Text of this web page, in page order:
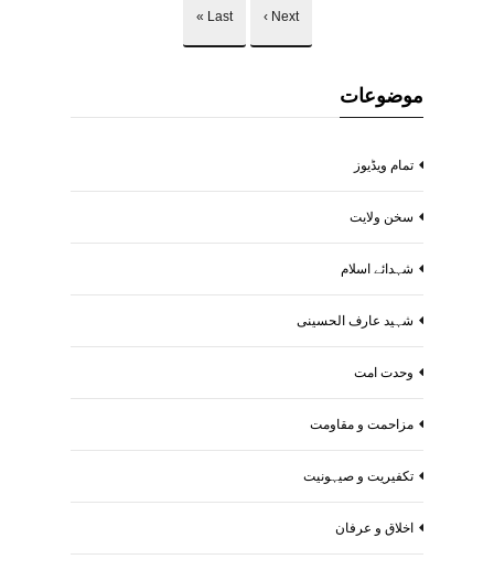
Next ›
Last »
موضوعات
تمام ویڈیوز
سخن ولایت
شہدائے اسلام
شہید عارف الحسینی
وحدت امت
مزاحمت و مقاومت
تکفیریت و صیہونیت
اخلاق و عرفان